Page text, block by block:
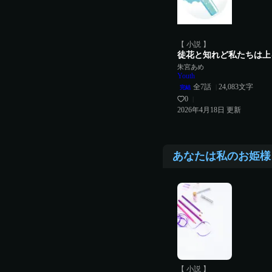
【 小説 】
徒花と知れど私たちは
朱宮あめ
Youth
完結 全7話 24,083文字
0
2026年4月18日 更新
あなたは私のお姫様
【 小説 】